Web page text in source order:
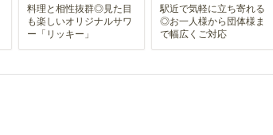
料理と相性抜群◎見た目
も楽しいオリジナルサワ
ー「リッキー」
駅近で気軽に立ち寄れる
◎お一人様から団体様ま
で幅広くご対応